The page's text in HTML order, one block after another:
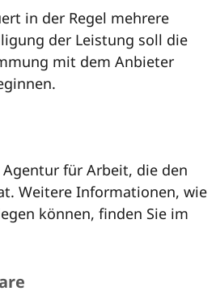
in der Regel mehrere
der Leistung soll die
mit dem Anbieter
für Arbeit, die den
Weitere Informationen, wie
können, finden Sie im